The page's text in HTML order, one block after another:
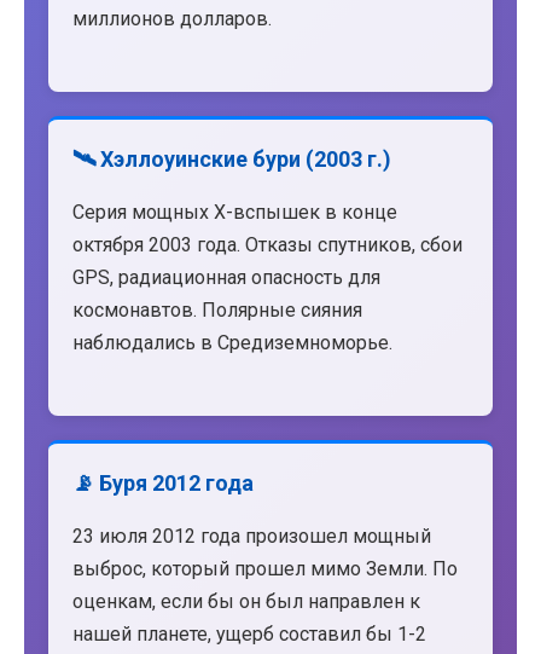
миллионов долларов.
🛰️ Хэллоуинские бури (2003 г.)
Серия мощных X-вспышек в конце
октября 2003 года. Отказы спутников, сбои
GPS, радиационная опасность для
космонавтов. Полярные сияния
наблюдались в Средиземноморье.
📡 Буря 2012 года
23 июля 2012 года произошел мощный
выброс, который прошел мимо Земли. По
оценкам, если бы он был направлен к
нашей планете, ущерб составил бы 1-2